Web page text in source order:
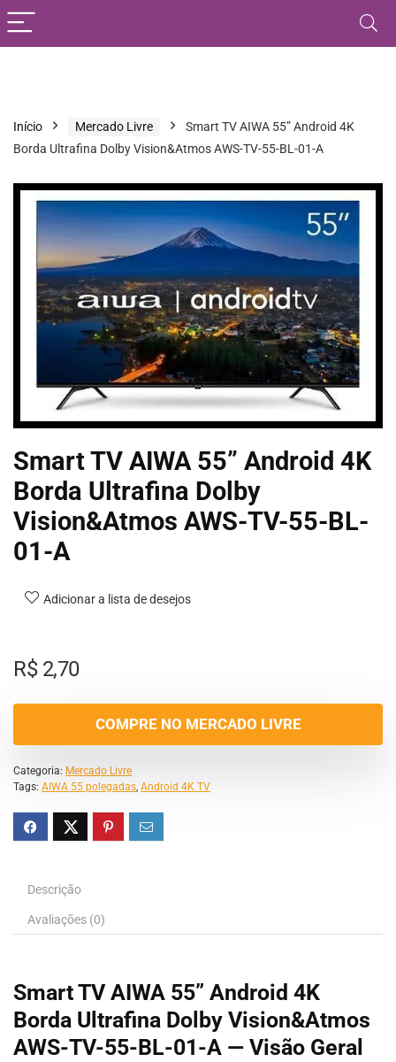
Início Mercado Livre
Smart TV AIWA 55” Android 4K
Borda Ultrafina Dolby Vision&Atmos AWS-TV-55-BL-01-A
Smart TV AIWA 55” Android 4K
Borda Ultrafina Dolby
Vision&Atmos AWS-TV-55-BL-
01-A
Adicionar a lista de desejos
R$2,70
COMPRE NO MERCADO LIVRE
Categoria: Mercado Livre
Tags: AIWA 55 polegadas, Android 4K TV
Descrição
Avaliações (0)
Smart TV AIWA 55” Android 4K
Borda Ultrafina Dolby Vision&Atmos
AWS-TV-55-BL-01-A — Visão Geral